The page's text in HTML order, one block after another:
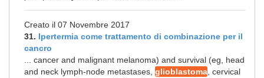
Creato il 07 Novembre 2017
31. Ipertermia come trattamento di combinazione per il
cancro
... cancer and malignant melanoma) and survival (eg, head
and neck lymph-node metastases, glioblastoma , cervical